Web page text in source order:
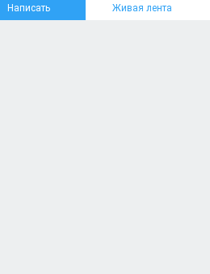
Написать Живая лента